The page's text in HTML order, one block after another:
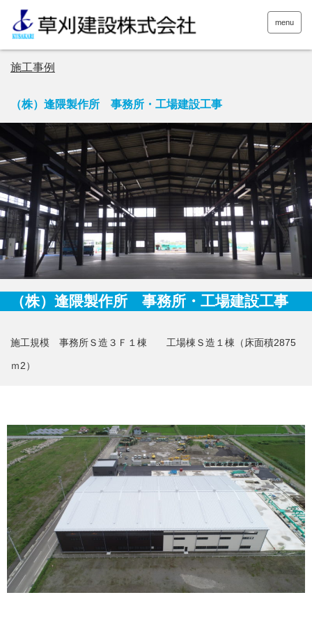
menu
施工事例
（株）逢隈製作所 事務所・工場建設工事
（株）逢隈製作所 事務所・工場建設工事
施工規模 事務所Ｓ造３Ｆ１棟 工場棟Ｓ造１棟（床面積2875
ｍ2）